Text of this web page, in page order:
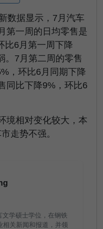
数据显示，7月汽车
第一周的日均零售是
比6月第一周下降
。7月第二周的零售
，环比6月同期下降
同比下降9%，环比6
境相对变化较大，本
走势不强。
学硕士学位，在钢铁
相关新闻和报道，并领